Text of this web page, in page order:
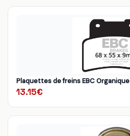
Plaquettes de freins EBC Organique
13.15€